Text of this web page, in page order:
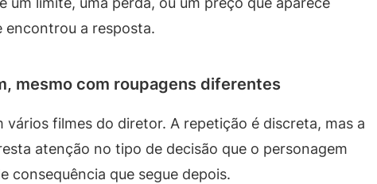
encontrou a resposta.
mesmo com roupagens diferentes
vários filmes do diretor. A repetição é discreta, mas a
atenção no tipo de decisão que o personagem
consequência que segue depois.